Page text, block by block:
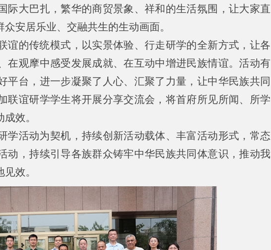
际大巴扎，繁华的商贸景象、祥和的生活氛围，让大家直
安居乐业、交融共生的生动画面。
谊的传统模式，以实景体验、行走研学的全新方式，让各
在观摩中感受发展成就、在互动中增进民族情谊。活动有
平台，进一步凝聚了人心、汇聚了力量，让中华民族共同
联谊研学学生将开展分享交流会，将首府所见所闻、所学
效。
学活动为契机，持续创新活动载体、丰富活动形式，常态
动，持续引导各族群众铸牢中华民族共同体意识，推动我
效。